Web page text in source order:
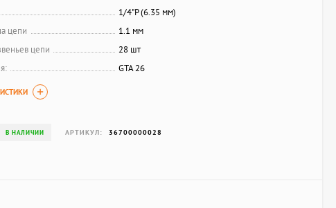
1/4"P (6.35 мм)
цепи
1.1 мм
цепи
28 шт
GTA 26
В НАЛИЧИИ АРТИКУЛ: 36700000028